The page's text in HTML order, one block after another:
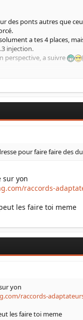
des ponts autres que
a tes 4 places,
injection.
perspective, a suivre
les ponts c'est pas
3 pour la randonnée
le futur. Un petit
pour faire faire des
sur yon
raccords-
les faire toi meme
yon
raccords-
les faire toi meme